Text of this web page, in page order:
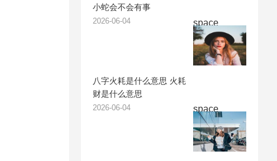
space
小蛇会不会有事
2026-06-04
space
八字火耗是什么意思 火耗
财是什么意思
2026-06-04